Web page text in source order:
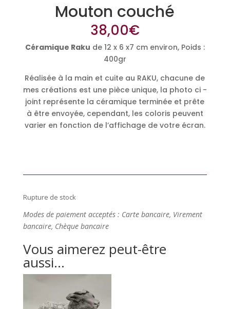
Mouton couché
38,00€
Céramique Raku de 12 x 6 x7 cm environ, Poids :
400gr
Réalisée à la main et cuite au RAKU, chacune de
mes créations est une pièce unique, la photo ci -
joint représente la céramique terminée et prête
à être envoyée, cependant, les coloris peuvent
varier en fonction de l’affichage de votre écran.
Rupture de stock
Modes de paiement acceptés : Carte bancaire, Virement
bancaire, Chèque bancaire
Vous aimerez peut-être
aussi…